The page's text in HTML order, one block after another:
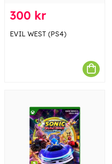
300 kr
EVIL WEST (PS4)